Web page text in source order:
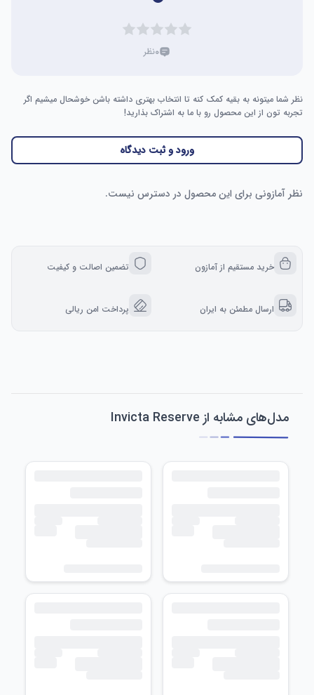
۰نظر
نظر شما میتونه به بقیه کمک کنه تا انتخاب بهتری داشته باشن خوشحال میشیم اگر
تجربه تون از این محصول رو با ما به اشتراک بذارید!
ورود و ثبت دیدگاه
نظر آمازونی برای این محصول در دسترس نیست.
خرید مستقیم از آمازون تضمین اصالت و کیفیت
ارسال مطمئن به ایران پرداخت امن ریالی
مدل‌های مشابه از Invicta Reserve